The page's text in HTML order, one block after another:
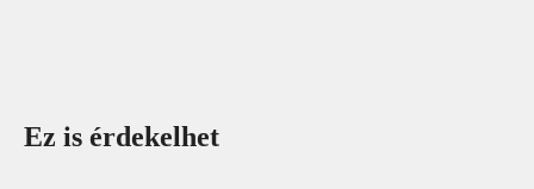
Ez is érdekelhet